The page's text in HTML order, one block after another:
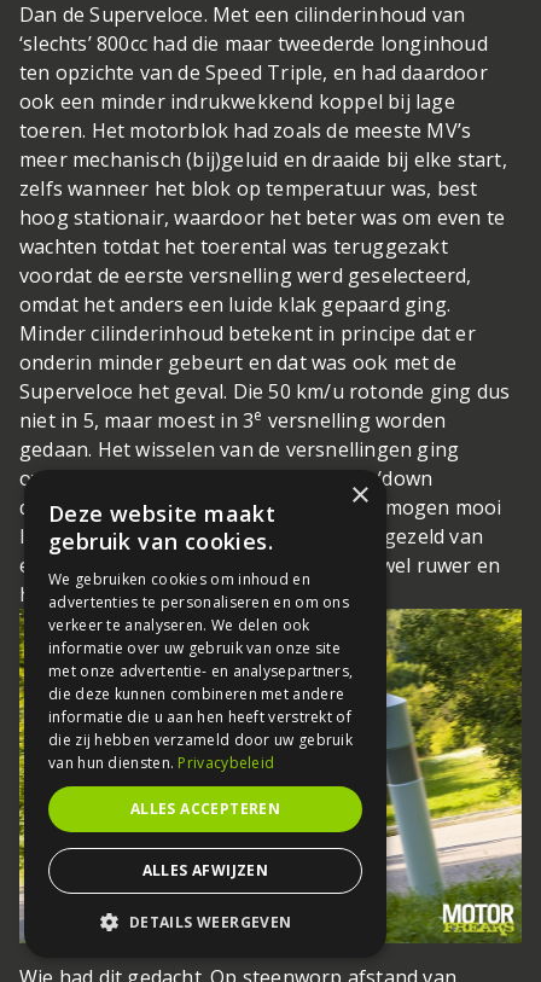
Dan de Superveloce. Met een cilinderinhoud van
‘slechts’ 800cc had die maar tweederde longinhoud
ten opzichte van de Speed Triple, en had daardoor
ook een minder indrukwekkend koppel bij lage
toeren. Het motorblok had zoals de meeste MV’s
meer mechanisch (bij)geluid en draaide bij elke start,
zelfs wanneer het blok op temperatuur was, best
hoog stationair, waardoor het beter was om even te
wachten totdat het toerental was teruggezakt
voordat de eerste versnelling werd geselecteerd,
omdat het anders een luide klak gepaard ging.
Minder cilinderinhoud betekent in principe dat er
onderin minder gebeurt en dat was ook met de
Superveloce het geval. Die 50 km/u rotonde ging dus
niet in 5, maar moest in 3e versnelling worden
gedaan. Het wisselen van de versnellingen ging
overigens probleemloos dankzij de up/down
quickshifter. Ook de MV bouwde z’n vermogen mooi
lineair op en ook bij de MV ging dat vergezeld van
een fraaie triple-sound, waarbij de MV wel ruwer en
harder leek te schreeuwen
×
Deze website maakt
gebruik van cookies.
We gebruiken cookies om inhoud en
advertenties te personaliseren en om ons
verkeer te analyseren. We delen ook
informatie over uw gebruik van onze site
met onze advertentie- en analysepartners,
die deze kunnen combineren met andere
informatie die u aan hen heeft verstrekt of
die zij hebben verzameld door uw gebruik
van hun diensten. Privacybeleid
ALLES ACCEPTEREN
ALLES AFWIJZEN
DETAILS WEERGEVEN
STRIKT NOODZAKELIJK